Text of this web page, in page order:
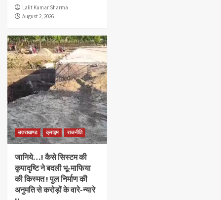
Lalit Kumar Sharma
August 2, 2026
उत्तराखण्ड क्राइम राजनीति
जानिये…! कैसे सिस्टम की
कृपादृष्टि ने बदली भू-माफिया
की किस्मत ! पुल निर्माण की
अनुमति से करोड़ों के वारे-न्यारे